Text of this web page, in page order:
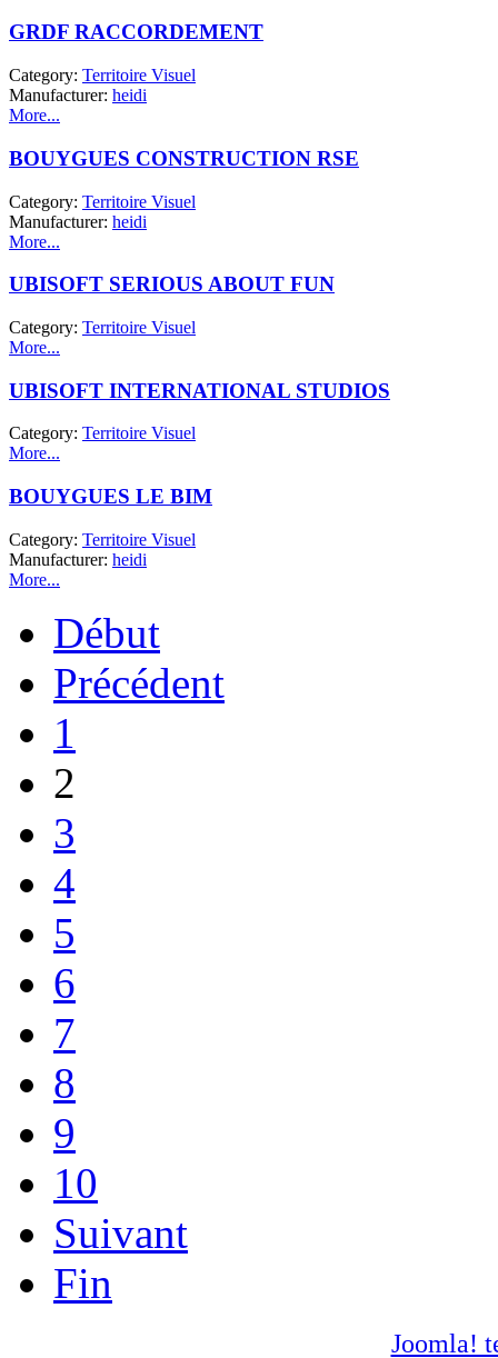
GRDF RACCORDEMENT
Category: Territoire Visuel
Manufacturer: heidi
More...
BOUYGUES CONSTRUCTION RSE
Category: Territoire Visuel
Manufacturer: heidi
More...
UBISOFT SERIOUS ABOUT FUN
Category: Territoire Visuel
More...
UBISOFT INTERNATIONAL STUDIOS
Category: Territoire Visuel
More...
BOUYGUES LE BIM
Category: Territoire Visuel
Manufacturer: heidi
More...
Début
Précédent
1
2
3
4
5
6
7
8
9
10
Suivant
Fin
Joomla!